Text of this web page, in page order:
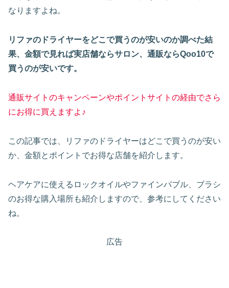
なりますよね。
リファのドライヤーをどこで買うのが安いのか調べた結
果、金額で見れば実店舗ならサロン、通販ならQoo10で
買うのが安いです。
通販サイトのキャンペーンやポイントサイトの経由でさら
にお得に買えますよ♪
この記事では、リファのドライヤーはどこで買うのが安い
か、金額とポイントでお得な店舗を紹介します。
ヘアケアに使えるロックオイルやファインバブル、ブラシ
のお得な購入場所も紹介しますので、参考にしてください
ね。
広告